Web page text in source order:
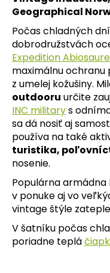
Geographical
Počas chladných
dobrodružstvách
Expedition Abiosaure
maximálnu ochranu
z umelej kožušiny.
outdooru určite
INC militarys
sa dá nosiť aj
používa na také
turistika,
nosenie.
Populárna armádna
v ponuke aj vo
vintage štýle
V šatníku počas
poriadne teplá
t
r
e
b
u
j
e
t
e
n
á
j
s
ť
?